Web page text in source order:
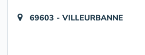
69603 - VILLEURBANNE